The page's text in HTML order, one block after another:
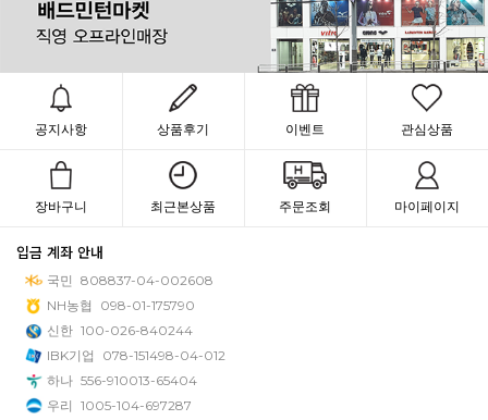
공지사항 상품후기 이벤트 관심상품
장바구니 최근본상품 주문조회 마이페이지
입금 계좌 안내
국민 808837-04-002608
NH농협
098-01-175790
신한 100-026-840244
IBK기업
078-151498-04-012
하나 556-910013-65404
우리 1005-104-697287